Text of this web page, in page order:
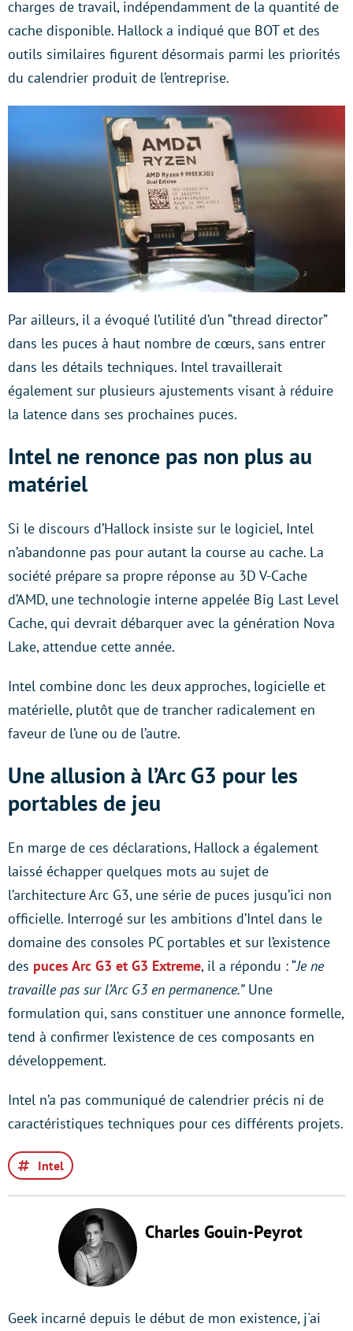
charges de travail, indépendamment de la quantité de
cache disponible. Hallock a indiqué que BOT et des
outils similaires figurent désormais parmi les priorités
du calendrier produit de l’entreprise.
Par ailleurs, il a évoqué l’utilité d’un “thread director”
dans les puces à haut nombre de cœurs, sans entrer
dans les détails techniques. Intel travaillerait
également sur plusieurs ajustements visant à réduire
la latence dans ses prochaines puces.
Intel ne renonce pas non plus au
matériel
Si le discours d’Hallock insiste sur le logiciel, Intel
n’abandonne pas pour autant la course au cache. La
société prépare sa propre réponse au 3D V-Cache
d’AMD, une technologie interne appelée Big Last Level
Cache, qui devrait débarquer avec la génération Nova
Lake, attendue cette année.
Intel combine donc les deux approches, logicielle et
matérielle, plutôt que de trancher radicalement en
faveur de l’une ou de l’autre.
Une allusion à l’Arc G3 pour les
portables de jeu
En marge de ces déclarations, Hallock a également
laissé échapper quelques mots au sujet de
l’architecture Arc G3, une série de puces jusqu’ici non
officielle. Interrogé sur les ambitions d’Intel dans le
domaine des consoles PC portables et sur l’existence
des puces Arc G3 et G3 Extreme, il a répondu : “Je ne
travaille pas sur l’Arc G3 en permanence.”Une
formulation qui, sans constituer une annonce formelle,
tend à confirmer l’existence de ces composants en
développement.
Intel n’a pas communiqué de calendrier précis ni de
caractéristiques techniques pour ces différents projets.
Intel
Charles Gouin-Peyrot
Geek incarné depuis le début de mon existence, j'ai